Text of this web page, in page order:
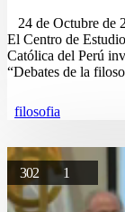
24 de Octubre de
El Centro de
Católica del Perú
“Debates de la
filosofia
302 1